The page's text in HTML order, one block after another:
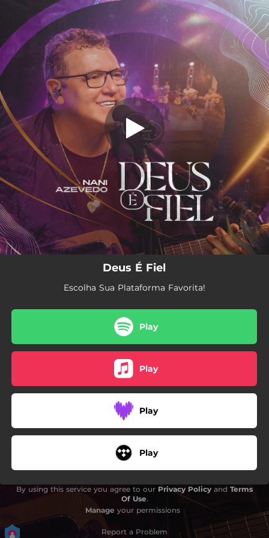
You're all set!
Deus É Fiel (Ao Vivo)
Deus É Fiel (Ao Vivo)
04:29
Deus É Fiel
Escolha Sua Plataforma Favorita!
Play
Play
Play
Play
By using this service you agree to our Privacy Policy and Terms
Of Use.
Manage your permissions
Report a Problem